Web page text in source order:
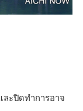
ละปิดทำการอาจ